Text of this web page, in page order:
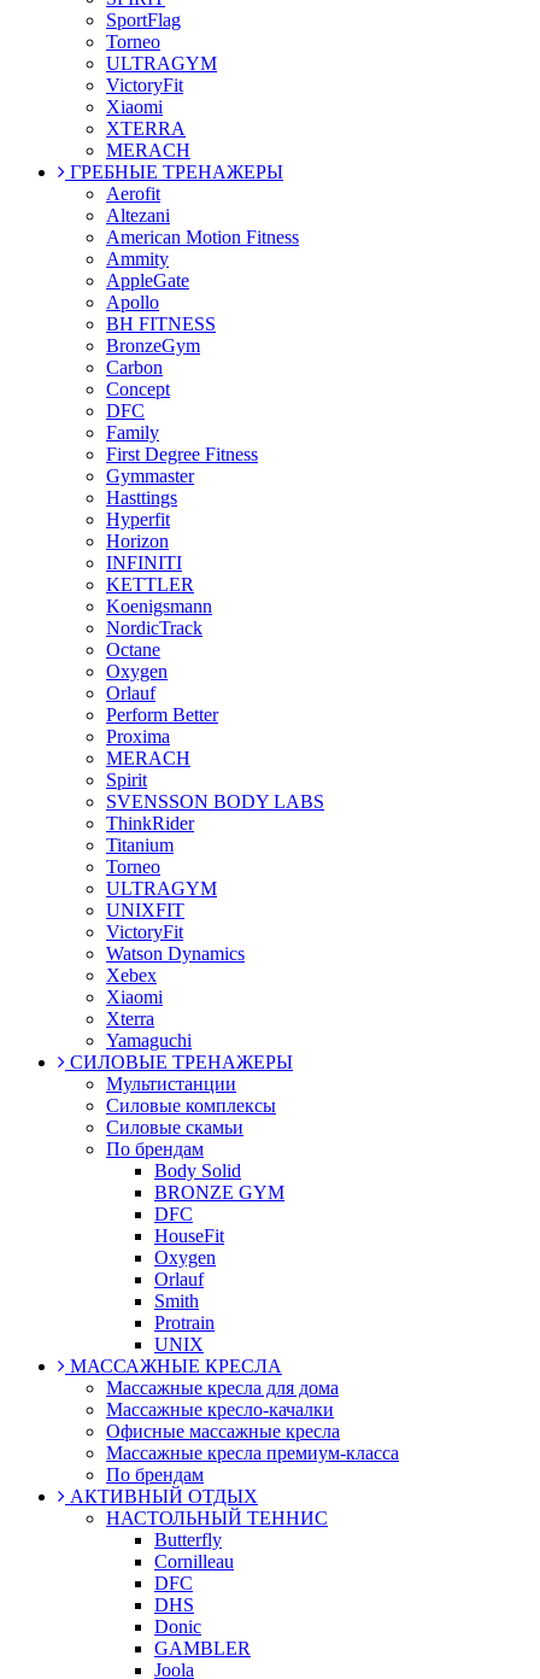
SportFlag
Torneo
ULTRAGYM
VictoryFit
Xiaomi
XTERRA
MERACH
ГРЕБНЫЕ ТРЕНАЖЕРЫ
Aerofit
Altezani
American Motion Fitness
Ammity
AppleGate
Apollo
BH FITNESS
BronzeGym
Carbon
Concept
DFC
Family
First Degree Fitness
Gymmaster
Hasttings
Hyperfit
Horizon
INFINITI
KETTLER
Koenigsmann
NordicTrack
Octane
Oxygen
Orlauf
Perform Better
Proxima
MERACH
Spirit
SVENSSON BODY LABS
ThinkRider
Titanium
Torneo
ULTRAGYM
UNIXFIT
VictoryFit
Watson Dynamics
Xebex
Xiaomi
Xterra
Yamaguchi
СИЛОВЫЕ ТРЕНАЖЕРЫ
Мультистанции
Силовые комплексы
Силовые скамьи
По брендам
Body Solid
BRONZE GYM
DFC
HouseFit
Oxygen
Orlauf
Smith
Protrain
UNIX
МАССАЖНЫЕ КРЕСЛА
Массажные кресла для дома
Массажные кресло-качалки
Офисные массажные кресла
Массажные кресла премиум-класса
По брендам
АКТИВНЫЙ ОТДЫХ
НАСТОЛЬНЫЙ ТЕННИС
Butterfly
Cornilleau
DFC
DHS
Donic
GAMBLER
Joola